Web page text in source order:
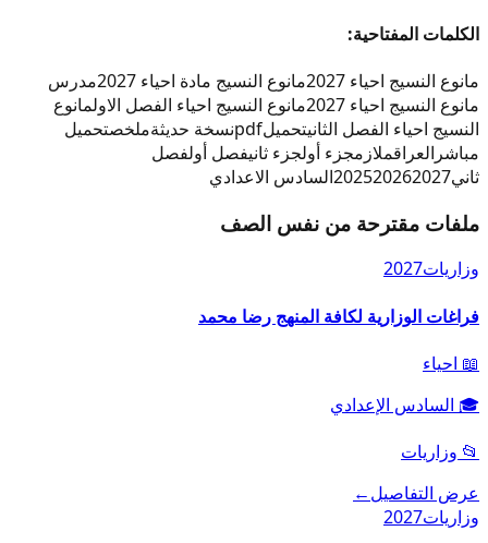
الكلمات المفتاحية:
مانوع النسيج احياء 2027
مانوع النسيج مادة احياء 2027
مدرس
مانوع النسيج احياء 2027
مانوع النسيج احياء الفصل الاولمانوع
النسيج احياء الفصل الثانيتحميلpdfنسخة حديثةملخصتحميل
مباشر العراقملازمجزء أولجزء ثانيفصل أولفصل
ثاني
202520262027 السادس الاعدادي
ملفات مقترحة من نفس الصف
وزاريات2027
فراغات الوزارية لكافة المنهج رضا محمد
📖 احياء
🎓 السادس الإعدادي
📂 وزاريات
عرض التفاصيل←
وزاريات2027